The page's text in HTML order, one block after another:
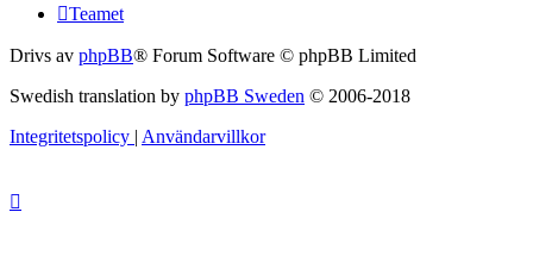
Teamet
Drivs av phpBB® Forum Software © phpBB Limited
Swedish translation by phpBB Sweden © 2006-2018
Integritetspolicy Användarvillkor